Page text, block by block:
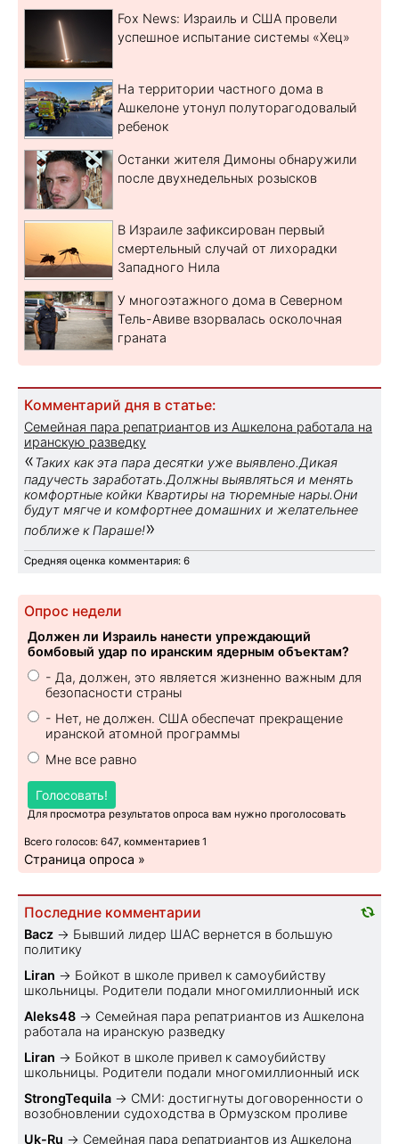
Fox News: Израиль и США провели
успешное испытание системы «Хец»
На территории частного дома в
Ашкелоне утонул полуторагодовалый
ребенок
Останки жителя Димоны обнаружили
после двухнедельных розысков
В Израиле зафиксирован первый
смертельный случай от лихорадки
Западного Нила
У многоэтажного дома в Северном
Тель-Авиве взорвалась осколочная
граната
Комментарий дня в статье:
Семейная пара репатриантов из Ашкелона работала на
иранскую разведку
«Таких как эта пара десятки уже выявлено.Дикая
падучесть заработать.Должны выявляться и менять
комфортные койки Квартиры на тюремные нары.Они
будут мягче и комфортнее домашних и желательнее
поближе к Параше!»
Средняя оценка комментария: 6
Опрос недели
Должен ли Израиль нанести упреждающий
бомбовый удар по иранским ядерным объектам?
- Да, должен, это является жизненно важным для
безопасности страны
- Нет, не должен. США обеспечат прекращение
иранской атомной программы
Мне все равно
Голосовать!
Для просмотра результатов опроса вам нужно проголосовать
Всего голосов: 647, комментариев 1
Страница опроса »
Последние комментарии
Bacz → Бывший лидер ШАС вернется в большую
политику
Liran → Бойкот в школе привел к самоубийству
школьницы. Родители подали многомиллионный иск
Aleks48 → Семейная пара репатриантов из Ашкелона
работала на иранскую разведку
Liran → Бойкот в школе привел к самоубийству
школьницы. Родители подали многомиллионный иск
StrongTequila → СМИ: достигнуты договоренности о
возобновлении судоходства в Ормузском проливе
Uk-Ru → Семейная пара репатриантов из Ашкелона